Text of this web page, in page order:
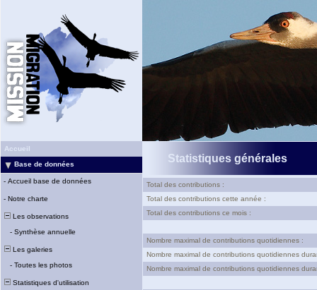
Accueil
Base de données
- Accueil base de données
- Notre charte
Les observations
- Synthèse annuelle
Les galeries
- Toutes les photos
Statistiques d'utilisation
Statistiques générales
Total des contributions :
Total des contributions cette année :
Total des contributions ce mois :
Nombre maximal de contributions quotidiennes :
Nombre maximal de contributions quotidiennes
Nombre maximal de contributions quotidiennes